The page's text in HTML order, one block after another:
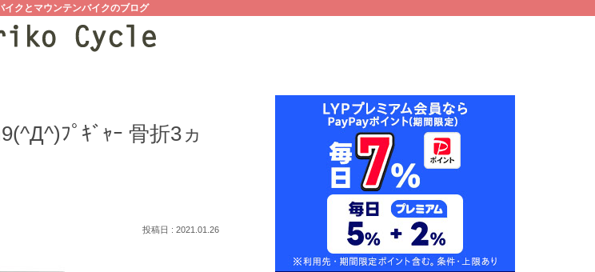
イクとマウンテンバイクのブログ
ﾌﾟｷﾞｬｰ 骨折3ヵ
2021.01.26